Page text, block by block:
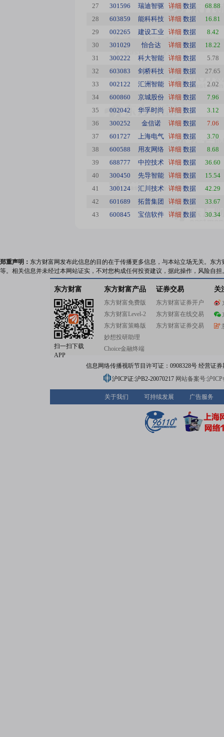
27
301596 瑞迪智驱 详细 数据
68.88
28
603859 能科科技 详细 数据
16.81
29
002265 建设工业 详细 数据
8.42
30
301029 怡合达 详细 数据
18.22
31
300222 科大智能 详细 数据
5.78
32
603083 剑桥科技 详细 数据
27.65
33
002122 汇洲智能 详细 数据
2.02
34
600860 京城股份 详细 数据
7.96
35
002042 华孚时尚 详细 数据
3.12
36
300252 金信诺 详细 数据
7.06
37
601727 上海电气 详细 数据
3.70
38
600588 用友网络 详细 数据
8.68
39
688777 中控技术 详细 数据
36.60
40
300450 先导智能 详细 数据
15.54
41
300124 汇川技术 详细 数据
42.29
42
601689 拓普集团 详细 数据
33.67
43
600845 宝信软件 详细 数据 30.34
郑重声明： 东方财富网发布此信息的目的在于传播更多信息，与本站立场无关。东
等。相关信息并未经过本网站证实，不对您构成任何投资建议，据此操作，风险自担
东方财富
扫一扫下载
APP
东方财富产品
东方财富免费版
东方财富Level-2
东方财富策略版
妙想投研助理
Choice金融终端
证券交易
东方财富证券开户
东方财富在线交易
东方财富证券交易
关
信息网络传播视听节目许可证：0908328号 经营证
沪ICP证:沪B2-20070217 网站备案号:沪
关于我们 可持续发展 广告服务